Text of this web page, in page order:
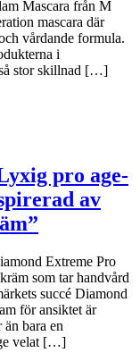
Mascara från M
mascara där
vårdande formula.
i
stor skillnad […]
pro age-
av
Extreme Pro
som tar handvård
succé Diamond
för ansiktet är
bara en
velat […]